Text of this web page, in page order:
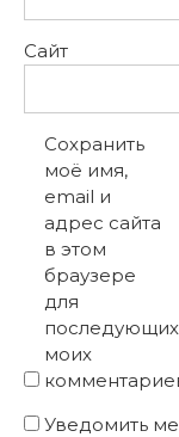
Сайт
Сохранить
моё имя,
email и
адрес сайта
в этом
браузере
для
последующих
моих
Уведомить